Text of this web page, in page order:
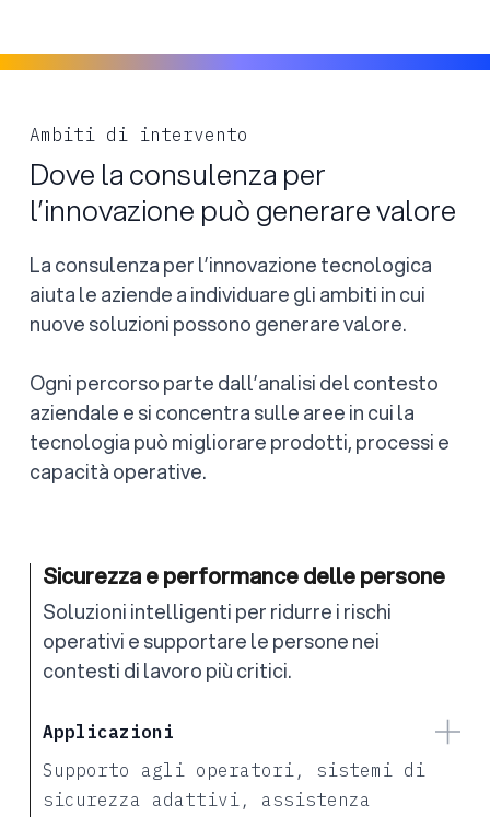
Ambiti di intervento
Dove la consulenza per
l’innovazione può generare valore
La consulenza per l’innovazione tecnologica
aiuta le aziende a individuare gli ambiti in cui
nuove soluzioni possono generare valore.
Ogni percorso parte dall’analisi del contesto
aziendale e si concentra sulle aree in cui la
tecnologia può migliorare prodotti, processi e
capacità operative.
Sicurezza e performance delle persone
Soluzioni intelligenti per ridurre i rischi
operativi e supportare le persone nei
contesti di lavoro più critici.
Applicazioni
Supporto agli operatori, sistemi di
sicurezza adattivi, assistenza